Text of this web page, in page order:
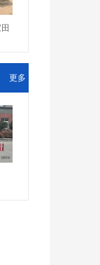
更多